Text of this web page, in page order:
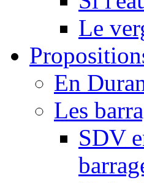
Le
En
Les
SDV